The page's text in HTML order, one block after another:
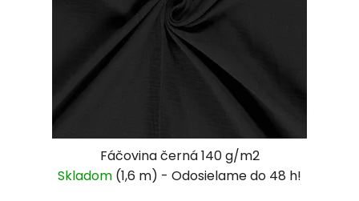
Fáčovina černá 140 g/m2
Skladom (1,6 m)